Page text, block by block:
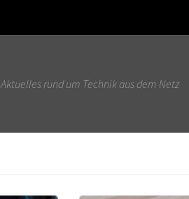
Aktuelles rund um Technik aus dem Netz